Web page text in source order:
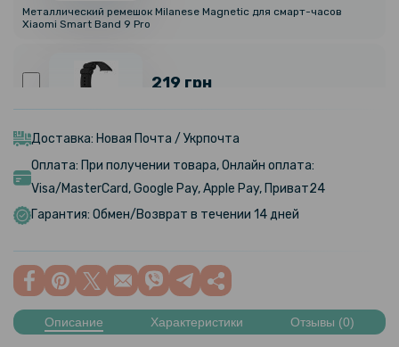
Металлический ремешок Milanese Magnetic для смарт-часов
Xiaomi Smart Band 9 Pro
219 грн
229 грн
Ремешок Textile Elastic для Xiaomi Smart Band 9 Pro
219 грн
Ремешок Silicone для смарт-часов Xiaomi Smart Band 9 Pro
Доставка: Новая Почта / Укрпочта
Оплата: При получении товара, Онлайн оплата:
Visa/MasterCard, Google Pay, Apple Pay, Приват24
Гарантия: Обмен/Возврат в течении 14 дней
Описание Характеристики Отзывы (0)